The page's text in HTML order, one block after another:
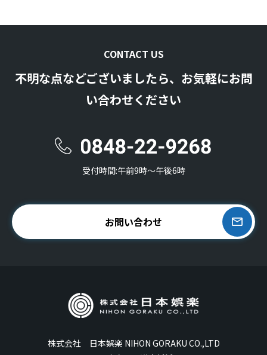
CONTACT US
不明な点などございましたら、お気軽にお問
い合わせください
受付時間:午前9時〜午後6時
お問い合わせ
株式会社 日本娯楽 NIHON GORAKU CO.,LTD